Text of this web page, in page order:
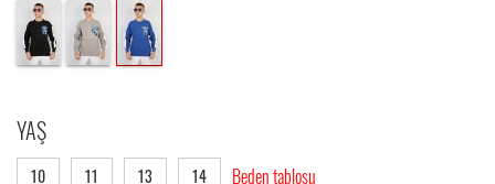
YAŞ
10 11 13 14 Beden tablosu